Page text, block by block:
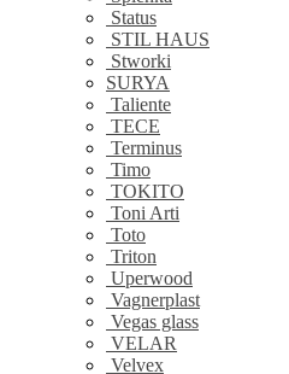
Status
STIL HAUS
Stworki
SURYA
Taliente
TECE
Terminus
Timo
TOKITO
Toni Arti
Toto
Triton
Uperwood
Vagnerplast
Vegas glass
VELAR
Velvex